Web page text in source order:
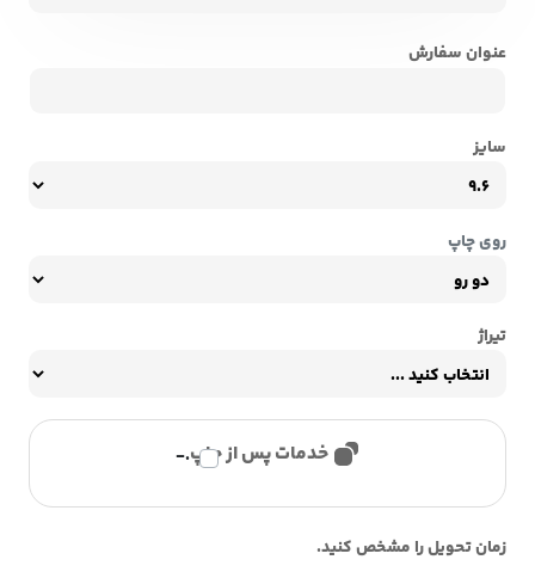
عنوان سفارش
سایز
روی چاپ
تیراژ
خدمات پس از چاپ.-
زمان تحویل را مشخص کنید.